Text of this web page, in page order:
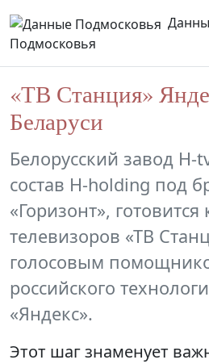
Подмосковья
«ТВ Станция»
Беларуси
Белорусский завод
состав H-holding под
«Горизонт»,
телевизоров «ТВ
голосовым
российского
«Яндекс».
Этот шаг знаменует